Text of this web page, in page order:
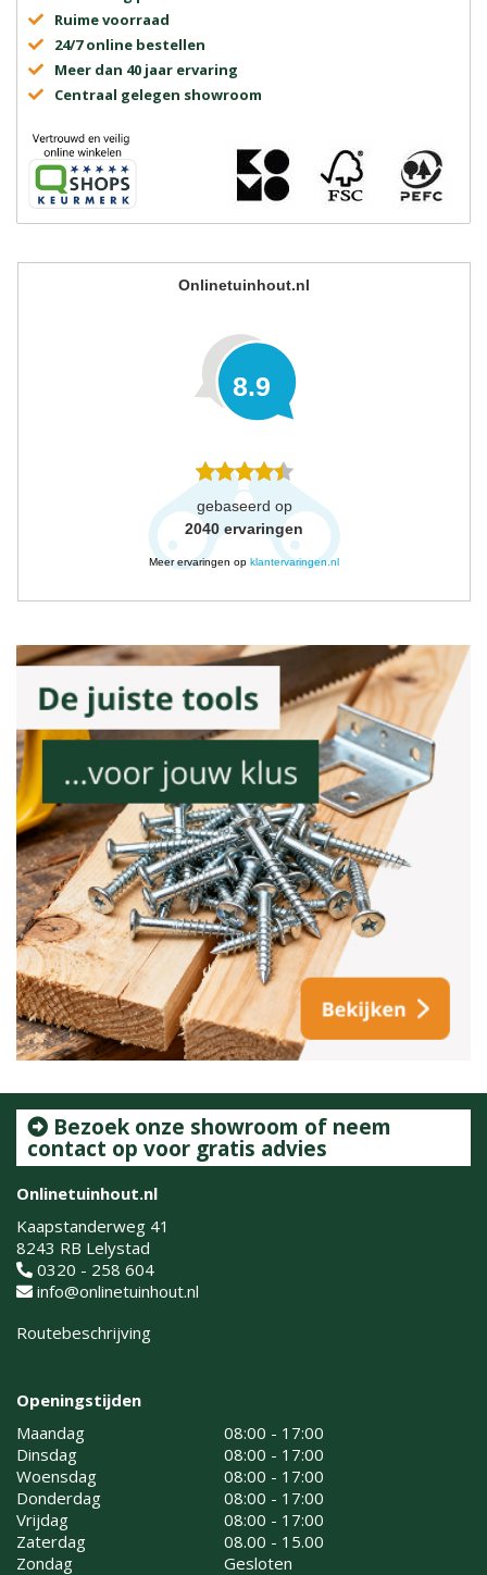
Ruime voorraad
24/7 online bestellen
Meer dan 40 jaar ervaring
Centraal gelegen showroom
Onlinetuinhout.nl
8.9
gebaseerd op
2040 ervaringen
Meer ervaringen op klantervaringen.nl
Bezoek onze showroom of neem
contact op voor gratis advies
Onlinetuinhout.nl
Kaapstanderweg 41
8243 RB Lelystad
0320 - 258 604
info@onlinetuinhout.nl
Routebeschrijving
Openingstijden
Maandag
08:00 - 17:00
Dinsdag
08:00 - 17:00
Woensdag
08:00 - 17:00
Donderdag
08:00 - 17:00
Vrijdag
08:00 - 17:00
Zaterdag
08.00 - 15.00
Zondag
Gesloten